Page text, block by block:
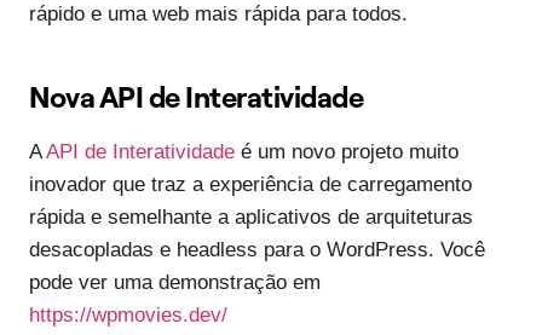
rápido e uma web mais rápida para todos.
Nova API de Interatividade
AAPI de Interatividade é um novo projeto muito
inovador que traz a experiência de carregamento
rápida e semelhante a aplicativos de arquiteturas
desacopladas e headless para o WordPress. Você
pode ver uma demonstração em
https://wpmovies.dev/